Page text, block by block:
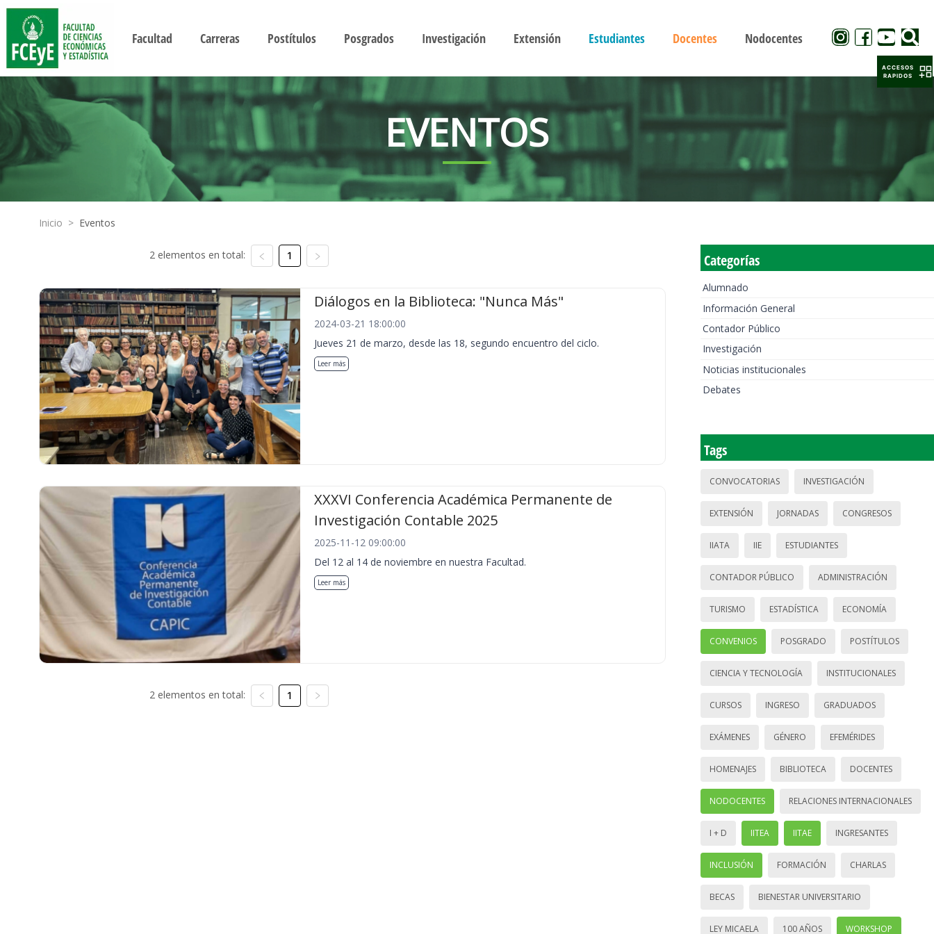
Facultad Carreras Postítulos Posgrados Investigación Extensión Estudiantes Docentes Nodocentes
EVENTOS
Inicio > Eventos
2 elementos en total: 1
Diálogos en la Biblioteca: "Nunca Más"
2024-03-21 18:00:00
Jueves 21 de marzo, desde las 18, segundo encuentro del ciclo.
Leer más
XXXVI Conferencia Académica Permanente de
Investigación Contable 2025
2025-11-12 09:00:00
Del 12 al 14 de noviembre en nuestra Facultad.
Leer más
2 elementos en total: 1
Categorías
Alumnado
Información General
Contador Público
Investigación
Noticias institucionales
Debates
Tags
CONVOCATORIAS INVESTIGACIÓN
EXTENSIÓN JORNADAS CONGRESOS
IIATA IIE ESTUDIANTES
CONTADOR PÚBLICO ADMINISTRACIÓN
TURISMO ESTADÍSTICA ECONOMÍA
CONVENIOS POSGRADO POSTÍTULOS
CIENCIA Y TECNOLOGÍA INSTITUCIONALES
CURSOS INGRESO GRADUADOS
EXÁMENES GÉNERO EFEMÉRIDES
HOMENAJES BIBLIOTECA DOCENTES
NODOCENTES RELACIONES INTERNACIONALES
I + D IITEA IITAE INGRESANTES
INCLUSIÓN FORMACIÓN CHARLAS
BECAS BIENESTAR UNIVERSITARIO
LEY MICAELA 100 AÑOS WORKSHOP
ACCESOS
RAPIDOS